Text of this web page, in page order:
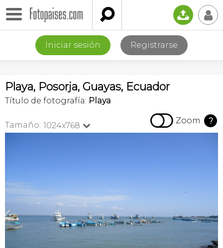
 📤 👤
Iniciar sesión Registrarse
Playa, Posorja, Guayas, Ecuador
Título de fotografía: Playa
Tamaño: 1024x768   Zoom ?